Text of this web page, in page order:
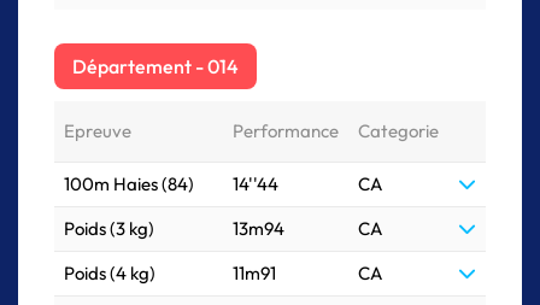
Département - 014
Epreuve Performance Categorie
100m Haies (84) 14''44
CA
Poids (3 kg)
13m94
CA
Poids (4 kg)
11m91
CA